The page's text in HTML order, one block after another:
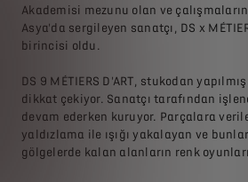
Akademisi mezunu olan ve
Asya'da sergileyen sanatçı, DS x
birincisi oldu.
DS 9 MÉTIERS D'ART, stukodan
dikkat çekiyor. Sanatçı tarafından
devam ederken kuruyor. Parçalara
yaldızlama ile ışığı yakalayan ve
gölgelerde kalan alanların renk